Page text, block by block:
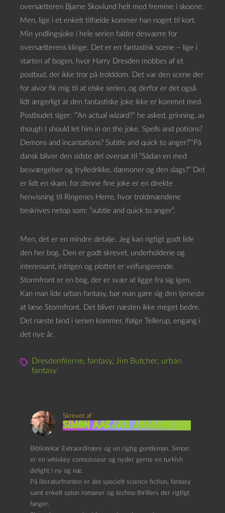
oversætteren Bjarne Skovlund helt med fremme i skoene.
Men, lige i et enkelt tilfælde kommer han noget til kort.
Min yndlingsjoke i hele serien falder desværre for
oversætterens klinge. Det er en fantastisk scene – lige i
starten af bogen, hvor Harry Dresden mobbes af et
postbud, der ikke tror på trolddom. Det var den scene der
for alvor fik mig til at elske serien, og derfor er det også
lidt ærgerligt at den fantastiske joke ikke er kommet med.
Postbudet siger: ‘”An actual wizard?” he asked, grinning, as
though I should let him in on the joke. Spells and potions?
Demons and incantations? Subtle and quick to anger?”’På
dansk bliver den sidste del oversat til ”Sådan en med
besværgelser og trylledrikke, dæmoner og den slags?” Det
er lidt en skam, for denne fine joke er en direkte
henvisning til Ringenes Herre, hvor troldmændene
beskrives netop som: ”subtle and quick to anger”.
Men, det er en mindre detalje. Jeg kan rigtigt godt lide
den her bog. Den er godt skrevet, underholdene og
interessant, intrigen og plottet er velfungerende.
Stormfront er en bog, der er svær at ligge fra sig igen.
Kan man lide urban fantasy, bør man gøre sig den tjeneste
at læse Stormfront. Det bliver næsten ikke meget bedre.
Det næste bind i serien kommer, ifølge Tellerup, engang i
det nye år.
Dresdenfilerne, fantasy, Jim Butcher, urban
fantasy
Skrevet af
Simon Aakjær Johannesen
Bibliotekar Extraordinære og en rigtig gentleman. Simon
er en whiskey connoisseur og nyder gerne en turkish
delight i ny og næ.
På literaturfronten er det specielt science fiction, fantasy
samt enkelt spion romaner og techno thrillers der rigtigt
fanger.